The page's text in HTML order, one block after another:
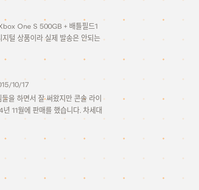
One S 500GB + 배틀필드1
털 상품이라 실제 발송은 안되는
10/17
을 하면서 잘 써왔지만 콘솔 라이
11월에 판매를 했습니다. 차세대